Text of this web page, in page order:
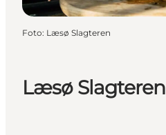
Læsø Slagteren
Foto: Læsø Slagteren